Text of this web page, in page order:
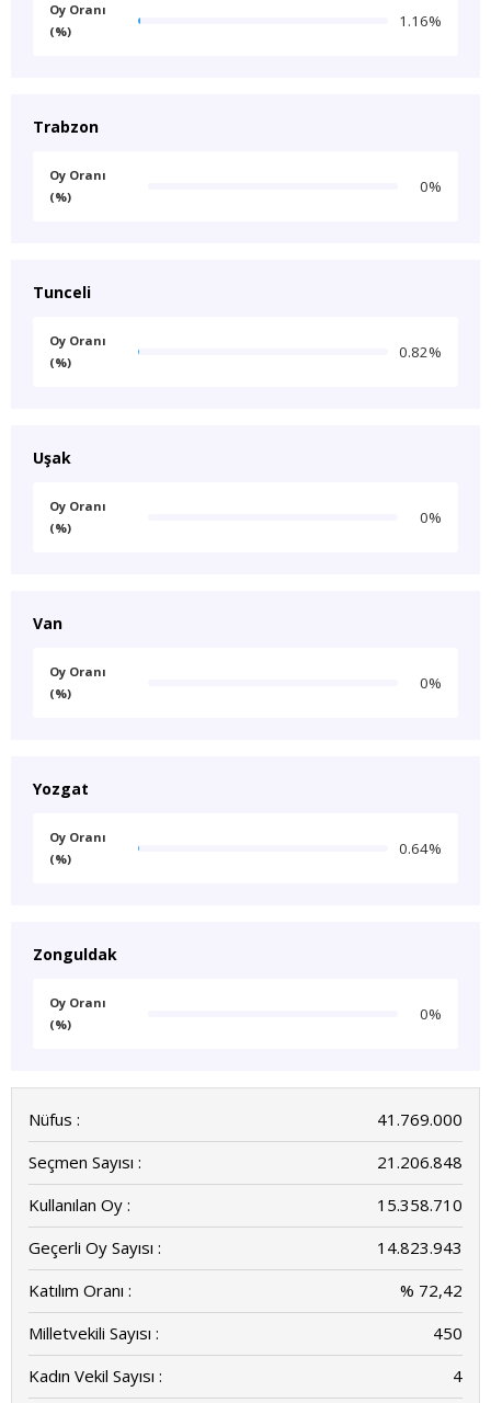
Oy Oranı
(%)
1.16%
Trabzon
Oy Oranı
(%)
0%
Tunceli
Oy Oranı
(%)
0.82%
Uşak
Oy Oranı
(%)
0%
Van
Oy Oranı
(%)
0%
Yozgat
Oy Oranı
(%)
0.64%
Zonguldak
Oy Oranı
(%)
0%
Nüfus :
41.769.000
Seçmen Sayısı :
21.206.848
Kullanılan Oy :
15.358.710
Geçerli Oy Sayısı :
14.823.943
Katılım Oranı :
% 72,42
Milletvekili Sayısı :
450
Kadın Vekil Sayısı :
4